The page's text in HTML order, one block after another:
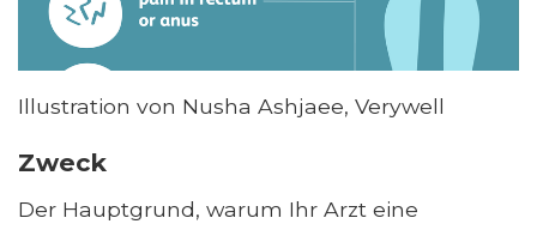
Illustration von Nusha Ashjaee, Verywell
Zweck
Der Hauptgrund, warum Ihr Arzt eine